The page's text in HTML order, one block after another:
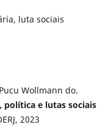
luta sociais
Wollmann do.
e lutas sociais
2023